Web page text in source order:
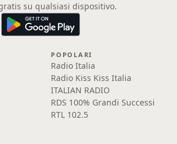
su qualsiasi dispositivo.
POPOLARI
Radio Italia
Radio Kiss Kiss Italia
ITALIAN RADIO
RDS 100% Grandi Successi
RTL 102.5